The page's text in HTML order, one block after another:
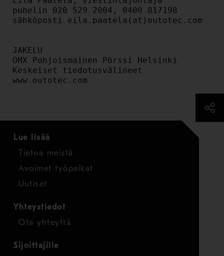
puhelin 020 529 2004, 0400 817198
sähköposti eila.paatela(at)outotec.com
JAKELU
OMX Pohjoismainen Pörssi Helsinki
Keskeiset tiedotusvälineet
www.outotec.com
Lue lisää
Tietoa meistä
Avoimet työpaikat
Uutiset
Yhteystiedot
Ota yhteyttä
Sijoittajille